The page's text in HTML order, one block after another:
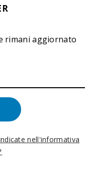
rimani aggiornato
nell'informativa